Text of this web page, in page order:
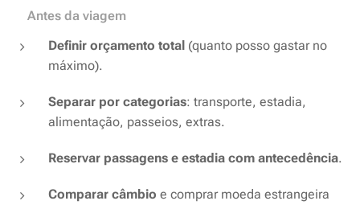
✅ Antes da viagem
Definir orçamento total (quanto posso gastar no
máximo).
Separar por categorias: transporte, estadia,
alimentação, passeios, extras.
Reservar passagens e estadia com antecedência.
Comparar câmbio e comprar moeda estrangeira